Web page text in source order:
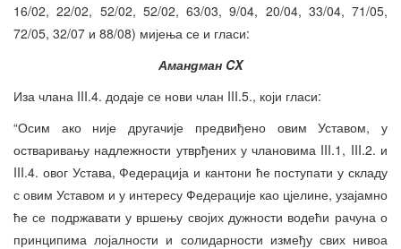
16/02, 22/02, 52/02, 52/02, 63/03, 9/04, 20/04, 33/04, 71/05,
72/05, 32/07 и 88/08) мијења се и гласи:
Амандман CX
Иза члана III.4. додаје се нови члан III.5., који гласи:
“Осим ако није другачије предвиђено овим Уставом, у
остваривању надлежности утврђених у члановима III.1, III.2. и
III.4. овог Устава, Федерација и кантони ће поступати у складу
с овим Уставом и у интересу Федерације као цјелине, узајамно
ће се подржавати у вршењу својих дужности водећи рачуна о
принципима лојалности и солидарности између свих нивоа